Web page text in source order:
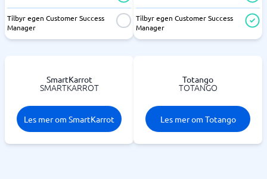
Tilbyr egen Customer Success
Manager
Tilbyr egen Customer Success
Manager
SmartKarrot
SMARTKARROT
Les mer om SmartKarrot
Totango
TOTANGO
Les mer om Totango